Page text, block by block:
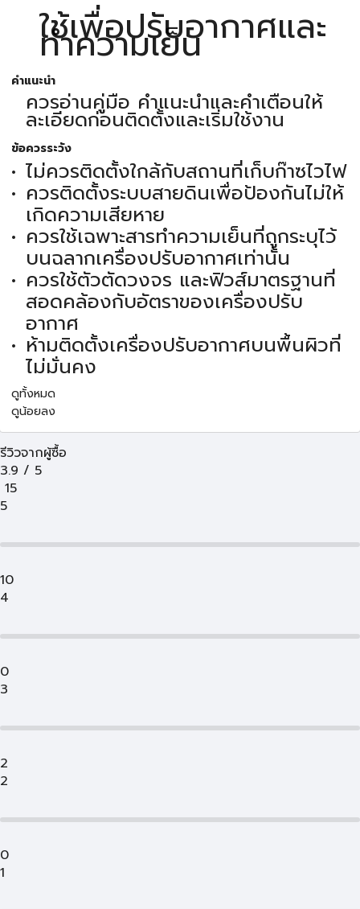
ใช้เพื่อปรับอากาศและ
ทำความเย็น
คำแนะนำ
ควรอ่านคู่มือ คำแนะนำและคำเตือนให้
ละเอียดก่อนติดตั้งและเริ่มใช้งาน
ข้อควรระวัง
ไม่ควรติดตั้งใกล้กับสถานที่เก็บก๊าซไวไฟ
ควรติดตั้งระบบสายดินเพื่อป้องกันไม่ให้
เกิดความเสียหาย
ควรใช้เฉพาะสารทำความเย็นที่ถูกระบุไว้
บนฉลากเครื่องปรับอากาศเท่านั้น
ควรใช้ตัวตัดวงจร และฟิวส์มาตรฐานที่
สอดคล้องกับอัตราของเครื่องปรับ
อากาศ
ห้ามติดตั้งเครื่องปรับอากาศบนพื้นผิวที่
ไม่มั่นคง
ดูทั้งหมด
ดูน้อยลง
รีวิวจากผู้ซื้อ
3.9 / 5
15
5
10
4
0
3
2
2
0
1